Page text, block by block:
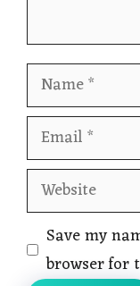
Name
Email
Website
Save my
browser for